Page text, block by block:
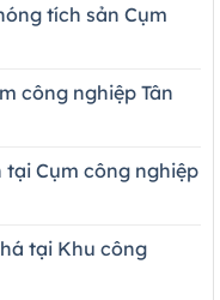
tích sản Cụm
công nghiệp Tân
Cụm công nghiệp
tại Khu công